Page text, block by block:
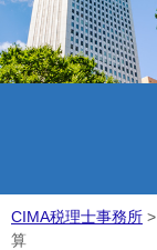
CIMA税理士事務所 >
算